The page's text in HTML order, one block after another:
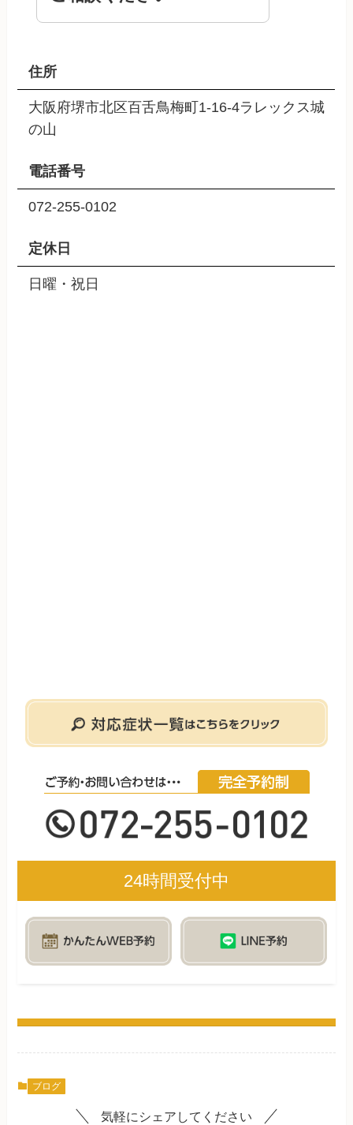
住所
大阪府堺市北区百舌鳥梅町1-16-4ラレックス城
の山
電話番号
072-255-0102
定休日
日曜・祝日
24時間受付中
ブログ
気軽にシェアしてください